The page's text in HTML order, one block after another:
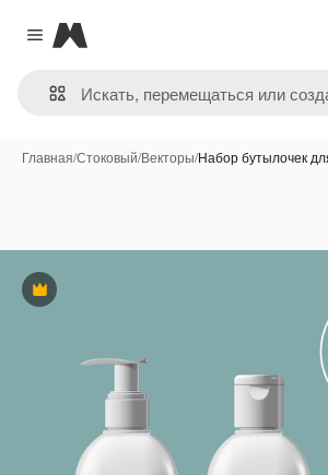
Close menu
Magnific
Главная/Стоковый/Векторы/Набор бутылочек
Премиум